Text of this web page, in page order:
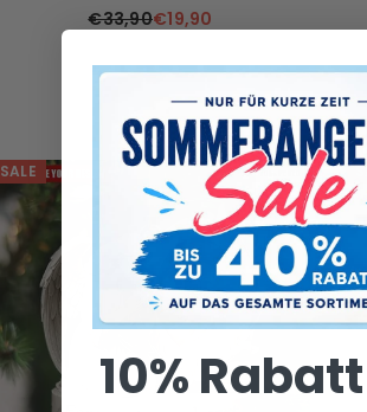
Neue Väter, Neue Eltern, Hundepapa Und -
€33,90€19,90
SALE
10%